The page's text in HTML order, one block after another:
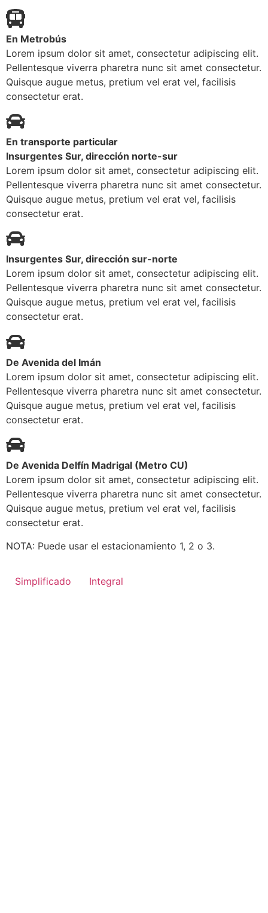
En Metrobús
Lorem ipsum dolor sit amet, consectetur adipiscing elit.
Pellentesque viverra pharetra nunc sit amet consectetur.
Quisque augue metus, pretium vel erat vel, facilisis
consectetur erat.
En transporte particular
Insurgentes Sur, dirección norte-sur
Lorem ipsum dolor sit amet, consectetur adipiscing elit.
Pellentesque viverra pharetra nunc sit amet consectetur.
Quisque augue metus, pretium vel erat vel, facilisis
consectetur erat.
Insurgentes Sur, dirección sur-norte
Lorem ipsum dolor sit amet, consectetur adipiscing elit.
Pellentesque viverra pharetra nunc sit amet consectetur.
Quisque augue metus, pretium vel erat vel, facilisis
consectetur erat.
De Avenida del Imán
Lorem ipsum dolor sit amet, consectetur adipiscing elit.
Pellentesque viverra pharetra nunc sit amet consectetur.
Quisque augue metus, pretium vel erat vel, facilisis
consectetur erat.
De Avenida Delfín Madrigal (Metro CU)
Lorem ipsum dolor sit amet, consectetur adipiscing elit.
Pellentesque viverra pharetra nunc sit amet consectetur.
Quisque augue metus, pretium vel erat vel, facilisis
consectetur erat.
NOTA: Puede usar el estacionamiento 1, 2 o 3.
Simplificado Integral